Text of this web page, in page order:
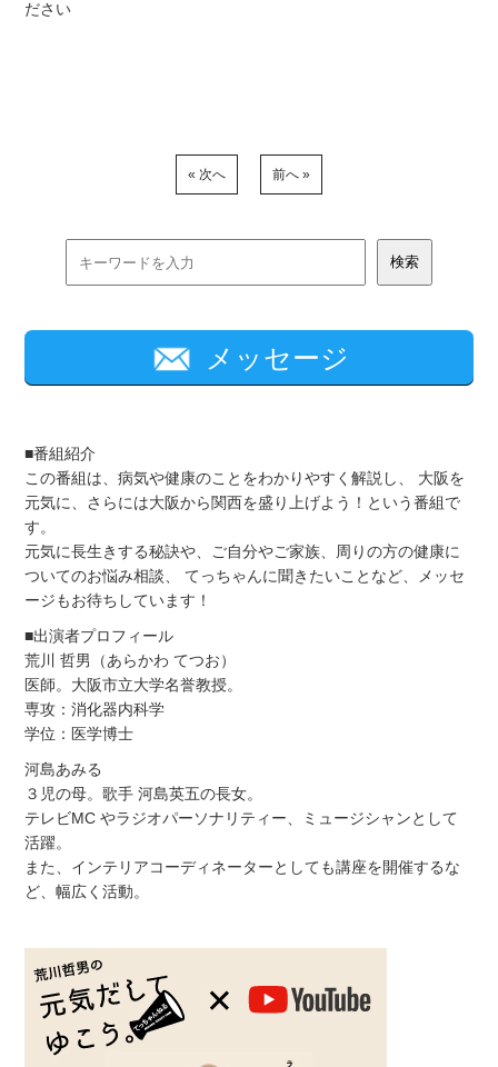
ださい
« 次へ 前へ »
メッセージ
■番組紹介
この番組は、病気や健康のことをわかりやすく解説し、 大阪を
元気に、さらには大阪から関西を盛り上げよう！という番組で
す。
元気に長生きする秘訣や、ご自分やご家族、周りの方の健康に
ついてのお悩み相談、 てっちゃんに聞きたいことなど、メッセ
ージもお待ちしています！
■出演者プロフィール
荒川 哲男（あらかわ てつお）
医師。大阪市立大学名誉教授。
専攻：消化器内科学
学位：医学博士
河島あみる
３児の母。歌手 河島英五の長女。
テレビMC やラジオパーソナリティー、ミュージシャンとして
活躍。
また、インテリアコーディネーターとしても講座を開催するな
ど、幅広く活動。